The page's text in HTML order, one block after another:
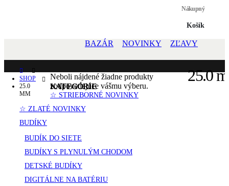
Nákupný
Košík
BAZÁR NOVINKY ZĽAVY
25.0
SHOP
25.0
MM
Neboli nájdené žiadne produkty
zodpovedajúce vášmu výberu.
KATEGÓRIE
☆ STRIEBORNÉ NOVINKY
☆ ZLATÉ NOVINKY
BUDÍKY
BUDÍK DO SIETE
BUDÍKY S PLYNULÝM CHODOM
DETSKÉ BUDÍKY
DIGITÁLNE NA BATÉRIU